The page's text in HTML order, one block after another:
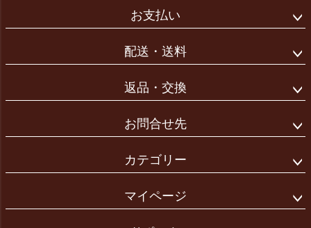
お支払い
配送・送料
返品・交換
お問合せ先
カテゴリー
マイページ